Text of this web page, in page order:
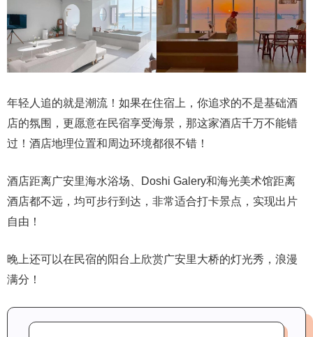
年轻人追的就是潮流！如果在住宿上，你追求的不是基础酒
店的氛围，更愿意在民宿享受海景，那这家酒店千万不能错
过！酒店地理位置和周边环境都很不错！
酒店距离广安里海水浴场、Doshi Galery和海光美术馆距离
酒店都不远，均可步行到达，非常适合打卡景点，实现出片
自由！
晚上还可以在民宿的阳台上欣赏广安里大桥的灯光秀，浪漫
满分！